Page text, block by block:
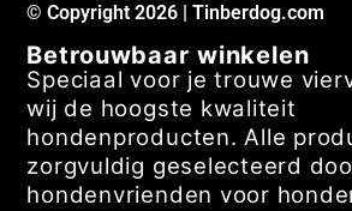
© Copyright 2026 | Tinberdog.com
Betrouwbaar winkelen
Speciaal voor je trouwe
wij de hoogste kwaliteit
hondenproducten. Alle
zorgvuldig geselecteerd
hondenvrienden voor